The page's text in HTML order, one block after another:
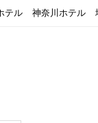
テル 神奈川ホテル